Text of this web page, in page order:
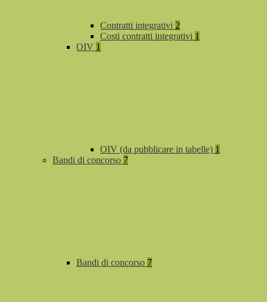
Contratti integrativi 2
Costi contratti integrativi 1
OIV 1
OIV (da pubblicare in tabelle) 1
Bandi di concorso 7
Bandi di concorso 7